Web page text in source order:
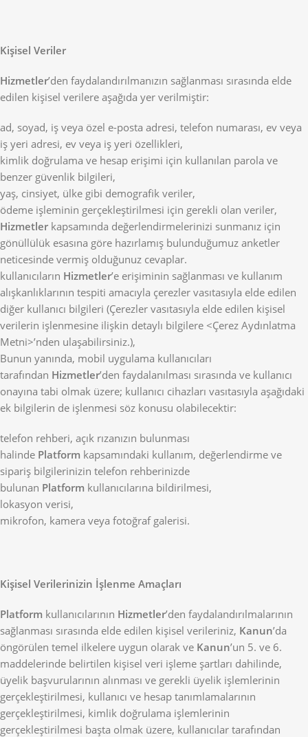
Kişisel Veriler
Hizmetler’den faydalandırılmanızın sağlanması sırasında elde
edilen kişisel verilere aşağıda yer verilmiştir:
ad, soyad, iş veya özel e-posta adresi, telefon numarası, ev veya
iş yeri adresi, ev veya iş yeri özellikleri,
kimlik doğrulama ve hesap erişimi için kullanılan parola ve
benzer güvenlik bilgileri,
yaş, cinsiyet, ülke gibi demografik veriler,
ödeme işleminin gerçekleştirilmesi için gerekli olan veriler,
Hizmetler kapsamında değerlendirmelerinizi sunmanız için
gönüllülük esasına göre hazırlamış bulunduğumuz anketler
neticesinde vermiş olduğunuz cevaplar.
kullanıcıların Hizmetler’e erişiminin sağlanması ve kullanım
alışkanlıklarının tespiti amacıyla çerezler vasıtasıyla elde edilen
diğer kullanıcı bilgileri (Çerezler vasıtasıyla elde edilen kişisel
verilerin işlenmesine ilişkin detaylı bilgilere <Çerez Aydınlatma
Metni>’nden ulaşabilirsiniz.),
Bunun yanında, mobil uygulama kullanıcıları
tarafından Hizmetler’den faydalanılması sırasında ve kullanıcı
onayına tabi olmak üzere; kullanıcı cihazları vasıtasıyla aşağıdaki
ek bilgilerin de işlenmesi söz konusu olabilecektir:
telefon rehberi, açık rızanızın bulunması
halinde Platform kapsamındaki kullanım, değerlendirme ve
sipariş bilgilerinizin telefon rehberinizde
bulunan Platform kullanıcılarına bildirilmesi,
lokasyon verisi,
mikrofon, kamera veya fotoğraf galerisi.
Kişisel Verilerinizin İşlenme Amaçları
Platform kullanıcılarının Hizmetler’den faydalandırılmalarının
sağlanması sırasında elde edilen kişisel verileriniz, Kanun’da
öngörülen temel ilkelere uygun olarak ve Kanun’un 5. ve 6.
maddelerinde belirtilen kişisel veri işleme şartları dahilinde,
üyelik başvurularının alınması ve gerekli üyelik işlemlerinin
gerçekleştirilmesi, kullanıcı ve hesap tanımlamalarının
gerçekleştirilmesi, kimlik doğrulama işlemlerinin
gerçekleştirilmesi başta olmak üzere, kullanıcılar tarafından